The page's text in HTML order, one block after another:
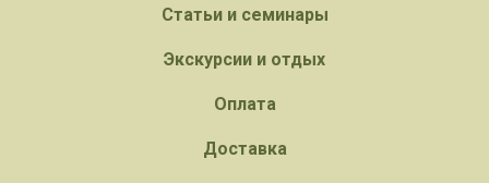
Статьи и семинары
Экскурсии и отдых
Оплата
Доставка